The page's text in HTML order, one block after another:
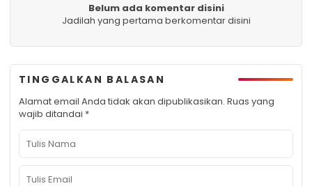
Belum ada komentar disini
Jadilah yang pertama berkomentar disini
TINGGALKAN BALASAN
Alamat email Anda tidak akan dipublikasikan. Ruas yang
wajib ditandai *